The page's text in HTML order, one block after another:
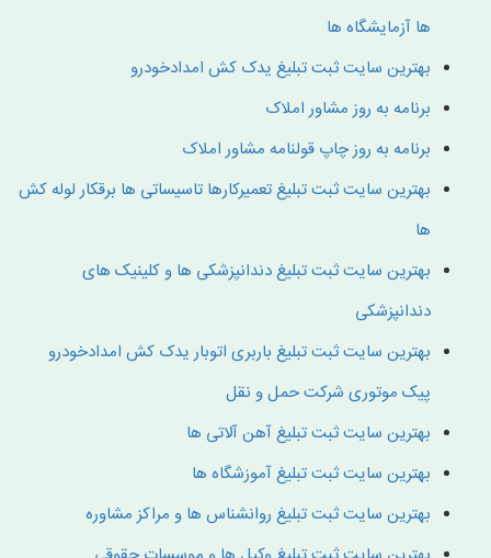
ها آزمایشگاه ها
بهترین سایت ثبت تبلیغ یدک کش امدادخودرو
برنامه به روز مشاور املاک
برنامه به روز چاپ قولنامه مشاور املاک
بهترین سایت ثبت تبلیغ تعمیرکارها تاسیساتی ها برقکار لوله کش
ها
بهترین سایت ثبت تبلیغ دندانپزشکی ها و کلینیک های
دندانپزشکی
بهترین سایت ثبت تبلیغ باربری اتوبار یدک کش امدادخودرو
پیک موتوری شرکت حمل و نقل
بهترین سایت ثبت تبلیغ آهن آلاتی ها
بهترین سایت ثبت تبلیغ آموزشگاه ها
بهترین سایت ثبت تبلیغ روانشناس ها و مراکز مشاوره